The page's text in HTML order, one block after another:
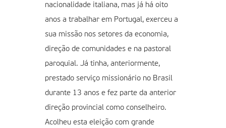
nacionalidade italiana, mas já há oito
anos a trabalhar em Portugal, exerceu a
sua missão nos setores da economia,
direção de comunidades e na pastoral
paroquial. Já tinha, anteriormente,
prestado serviço missionário no Brasil
durante 13 anos e fez parte da anterior
direção provincial como conselheiro.
Acolheu esta eleição com grande